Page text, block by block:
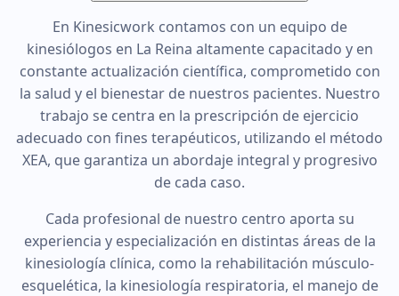
En Kinesicwork contamos con un equipo de
kinesiólogos en La Reina altamente capacitado y en
constante actualización científica, comprometido con
la salud y el bienestar de nuestros pacientes. Nuestro
trabajo se centra en la prescripción de ejercicio
adecuado con fines terapéuticos, utilizando el método
XEA, que garantiza un abordaje integral y progresivo
de cada caso.
Cada profesional de nuestro centro aporta su
experiencia y especialización en distintas áreas de la
kinesiología clínica, como la rehabilitación músculo-
esquelética, la kinesiología respiratoria, el manejo de